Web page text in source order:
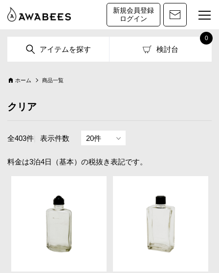
新規会員登録
ログイン
アイテムを探す 検討台
0
ホーム 商品一覧
クリア
全403件 表示件数
料金は3泊4日（基本）の税抜き表記です。